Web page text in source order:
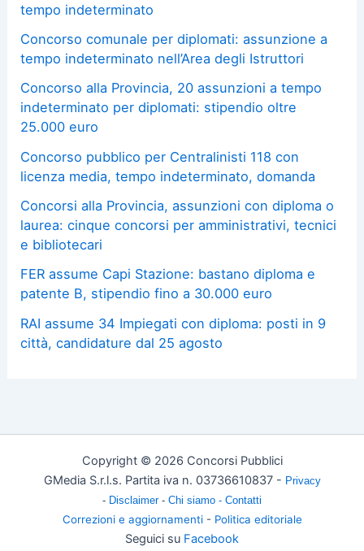
tempo indeterminato
Concorso comunale per diplomati: assunzione a
tempo indeterminato nell’Area degli Istruttori
Concorso alla Provincia, 20 assunzioni a tempo
indeterminato per diplomati: stipendio oltre
25.000 euro
Concorso pubblico per Centralinisti 118 con
licenza media, tempo indeterminato, domanda
Concorsi alla Provincia, assunzioni con diploma o
laurea: cinque concorsi per amministrativi, tecnici
e bibliotecari
FER assume Capi Stazione: bastano diploma e
patente B, stipendio fino a 30.000 euro
RAI assume 34 Impiegati con diploma: posti in 9
città, candidature dal 25 agosto
Copyright © 2026 Concorsi Pubblici
GMedia S.r.l.s. Partita iva n. 03736610837 - Privacy
- Disclaimer - Chi siamo - Contatti
Correzioni e aggiornamenti- Politica editoriale
Seguici su Facebook